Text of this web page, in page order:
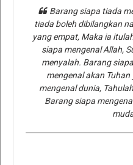
Barang siapa tiada
tiada boleh dibilangkan
yang empat, Maka ia
siapa mengenal Allah,
menyalah. Barang
mengenal akan
mengenal dunia,
Barang siapa